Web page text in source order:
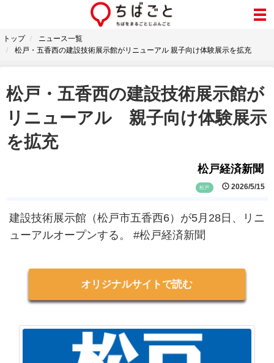
トップ
ニュース一覧
松戸・五香西の建設技術展示館がリニューアル 親子向け体験展示を拡充
松戸・五香西の建設技術展示館が
リニューアル 親子向け体験展示
を拡充
松戸経済新聞
松戸 2026/5/15
建設技術展示館（松戸市五香西6）が5月28日、リニ
ューアルオープンする。 #松戸経済新聞
オリジナルサイトで読む